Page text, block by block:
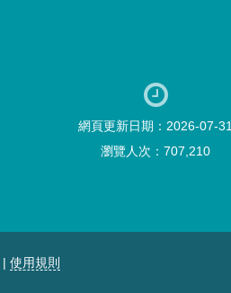
網頁更新日期：2026-07-31
瀏覽人次：707,210
| 使用規則